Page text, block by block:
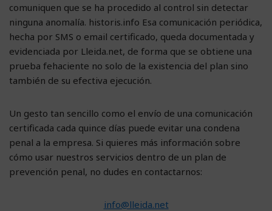
comuniquen que se ha procedido al control sin detectar
ninguna anomalía. historis.info Esa comunicación periódica,
hecha por SMS o email certificado, queda documentada y
evidenciada por Lleida.net, de forma que se obtiene una
prueba fehaciente no solo de la existencia del plan sino
también de su efectiva ejecución.
Un gesto tan sencillo como el envío de una comunicación
certificada cada quince días puede evitar una condena
penal a la empresa. Si quieres más información sobre
cómo usar nuestros servicios dentro de un plan de
prevención penal, no dudes en contactarnos:
info@lleida.net